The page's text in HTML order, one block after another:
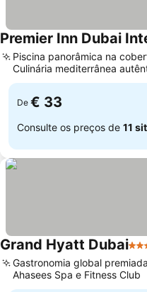
Premier Inn Dubai
Piscina panorâmica na
Culinária mediterrânea
Nuevo
De € 33
Consulte os preços de 11
Grand Hyatt Dubai5
Gastronomia global
Ahasees Spa e Fitness Club